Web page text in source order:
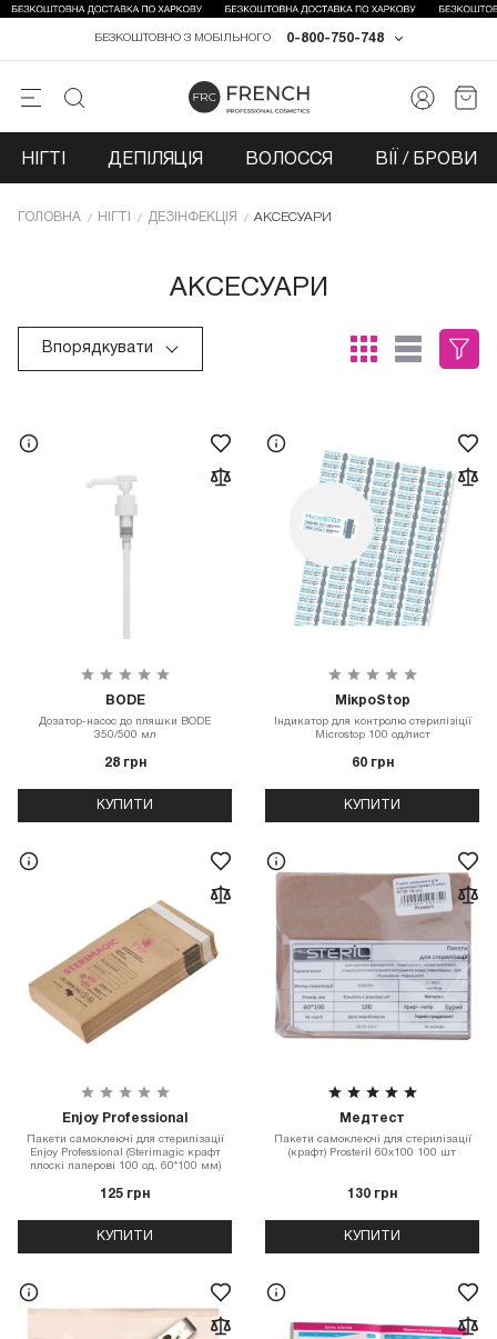
0-800-750-748
БЕЗКОШТОВНО З МОБІЛЬНОГО
НІГТІ ДЕПІЛЯЦІЯ ВОЛОССЯ ВІЇ / БРОВИ
ГОЛОВНА НІГТІ ДЕЗІНФЕКЦІЯ АКСЕСУАРИ
АКСЕСУАРИ
Впорядкувати
BODE
Дозатор-насос до пляшки BODE
350/500 мл
28 грн
КУПИТИ
МікроStop
Індикатор для контролю стерилізіції
Microstop 100 од/лист
60 грн
КУПИТИ
Enjoy Professional
Пакети самоклеючі для стерилізації
Enjoy Professional (Sterimagic крафт
плоскі паперові 100 од. 60*100 мм)
125 грн
КУПИТИ
Медтест
Пакети самоклеючі для стерилізації
(крафт) Prosteril 60х100 100 шт
130 грн
КУПИТИ